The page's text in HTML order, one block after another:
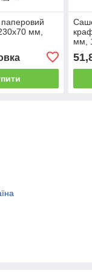
мм,
мм,